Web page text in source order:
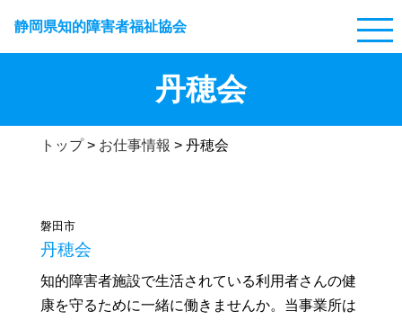
静岡県知的障害者福祉協会
丹穂会
トップ> お仕事情報 > 丹穂会
磐田市
丹穂会
知的障害者施設で生活されている利用者さんの健
康を守るために一緒に働きませんか。当事業所は